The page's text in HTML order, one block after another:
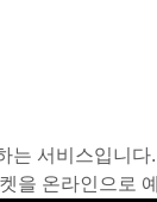
는 서비스입니
을 온라인으로